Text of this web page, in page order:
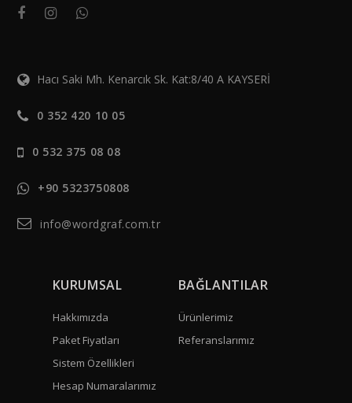
Hacı Saki Mh. Kenarcık Sk. Kat:8/40 A KAYSERİ
0 352 420 10 05
0 532 375 08 08
+90 5323750808
info@wordgraf.com.tr
KURUMSAL
Hakkımızda
Paket Fiyatları
Sistem Özellikleri
Hesap Numaralarımız
BAĞLANTILAR
Ürünlerimiz
Referanslarımız